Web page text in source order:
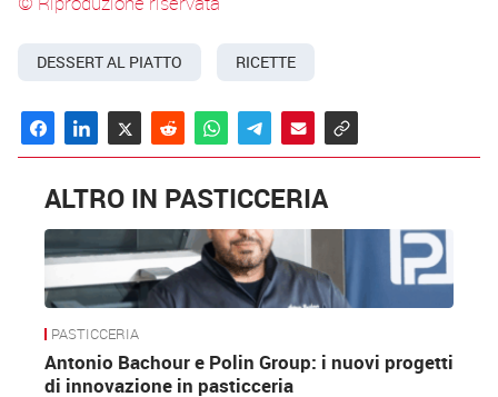
DESSERT AL PIATTO RICETTE
ALTRO IN PASTICCERIA
PASTICCERIA
Antonio Bachour e Polin Group: i nuovi progetti
di innovazione in pasticceria